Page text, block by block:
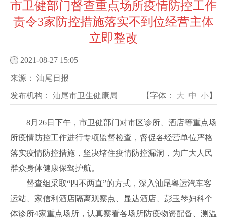
市卫健部门督查重点场所疫情防控工作
责令3家防控措施落实不到位经营主体
立即整改
2021-08-27 15:05
来源： 汕尾日报
发布机构： 汕尾市卫生健康局 【字体： 大 中 小】
8月26日下午，市卫健部门对市区诊所、酒店等重点场
所疫情防控工作进行专项监督检查，督促各经营单位严格
落实疫情防控措施，坚决堵住疫情防控漏洞，为广大人民
群众身体健康保驾护航。
督查组采取“四不两直”的方式，深入汕尾粤运汽车客
运站、家信利酒店隔离观察点、显达酒店、彭玉琴妇科个
体诊所4家重点场所，认真察看各场所防疫物资配备、测温